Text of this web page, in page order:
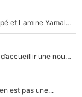
La Liga sur beIN SPORTS, c’est terminé : Kylian Mbappé et Lamine Yamal changent de chaîne, «le moment était venu d'ouvrir un nouveau chapitre»
Avant l’annonce de sa première liste, Zidane a décidé d’accueillir une nouvelle tête en équipe de France
est pas une...